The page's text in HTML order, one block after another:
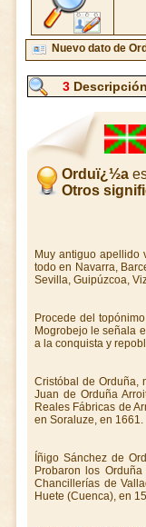
Nuevo dato de
3
Orduï¿½a
Otros
Muy antiguo apellido
todo en Navarra,
Sevilla, Guipúzcoa,
Procede del
Mogrobejo le señala
a la conquista y
Cristóbal de Orduña,
Juan de Orduña
Reales Fábricas de
en Soraluze, en 1661.
Íñigo Sánchez de
Probaron los
Chancillerías de
Huete (Cuenca), en